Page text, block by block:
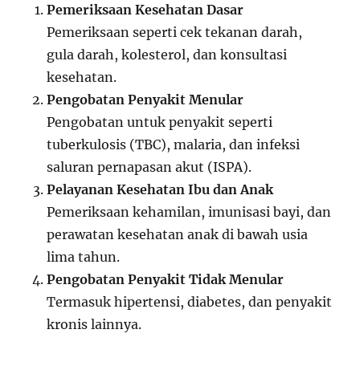
Pemeriksaan Kesehatan Dasar
Pemeriksaan seperti cek tekanan darah,
gula darah, kolesterol, dan konsultasi
kesehatan.
Pengobatan Penyakit Menular
Pengobatan untuk penyakit seperti
tuberkulosis (TBC), malaria, dan infeksi
saluran pernapasan akut (ISPA).
Pelayanan Kesehatan Ibu dan Anak
Pemeriksaan kehamilan, imunisasi bayi, dan
perawatan kesehatan anak di bawah usia
lima tahun.
Pengobatan Penyakit Tidak Menular
Termasuk hipertensi, diabetes, dan penyakit
kronis lainnya.